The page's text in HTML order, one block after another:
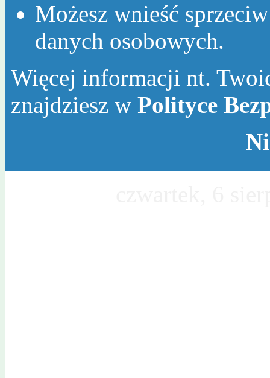
Możesz wnieść
danych osobowych.
Więcej informacji nt.
znajdziesz w Polityce